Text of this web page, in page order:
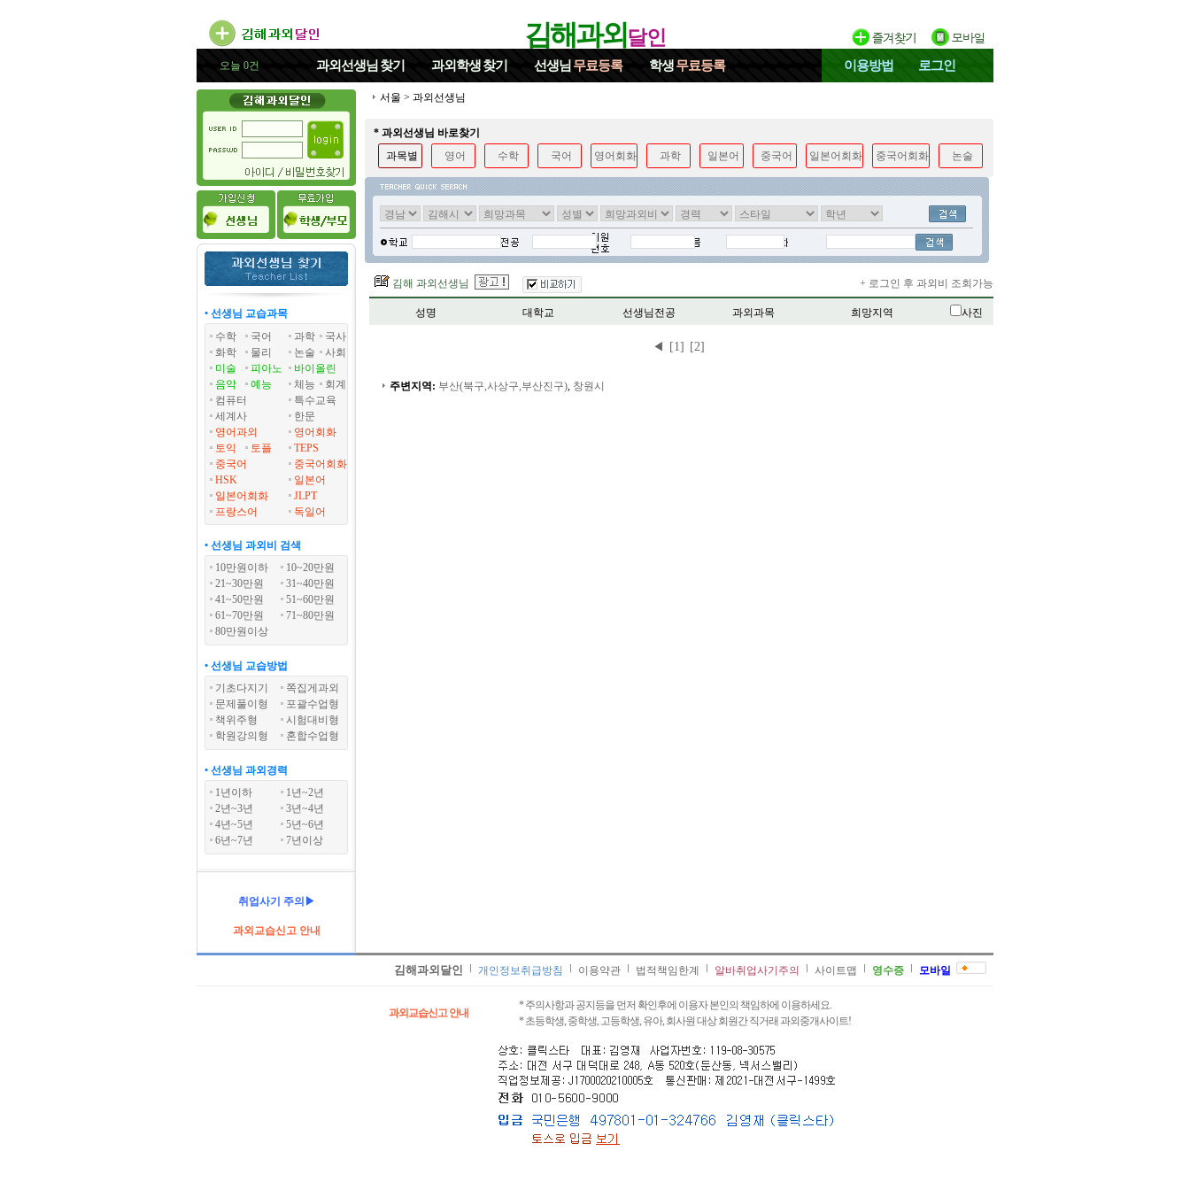
김해과외달인
오늘 0건 과외선생님 찾기 과외학생찾기 선생님 무료등록 학생무료등록 이용방법 로그인
• 선생님 교습과목
수학
국어 과학
국사
화학
물리 논술
사회
미술
피아노
바이올린
음악
예능 체능
회계
컴퓨터
특수교육
세계사
한문
영어과외
영어회화
토익
토플
TEPS
중국어
중국어회화
HSK
일본어
일본어회화
JLPT
프랑스어
독일어
• 선생님 과외비 검색
10만원이하
10~20만원
21~30만원
31~40만원
41~50만원
51~60만원
61~70만원
71~80만원
80만원이상
• 선생님 교습방법
기초다지기
쪽집게과외
문제풀이형
포괄수업형
책위주형
시험대비형
학원강의형
혼합수업형
• 선생님 과외경력
1년이하
1년~2년
2년~3년
3년~4년
4년~5년
5년~6년
6년~7년
7년이상
취업사기 주의▶
과외교습신고 안내
서울 > 과외선생님
* 과외선생님 바로찾기
과목별
영어 수학 국어 영어회화 과학 일본어 중국어 일본어회화 중국어회화 논술
김해 과외선생님 + 로그인 후 과외비 조회가능
성명 대학교 선생님전공 과외과목 희망지역 사진
◀ [1] [2]
주변지역: 부산(북구,사상구,부산진구), 창원시
김해과외달인 개인정보취급방침 이용약관 법적책임한계 알바취업사기주의 사이트맵 영수증 모바일
과외교습신고 안내
* 주의사항과 공지등을 먼저 확인후에 이용자 본인의 책임하에 이용하세요.
* 초등학생, 중학생, 고등학생, 유아, 회사원 대상 회원간 직거래 과외중개사이트!